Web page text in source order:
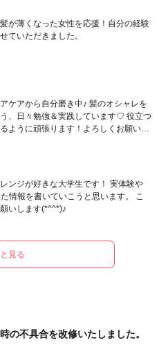
が薄くなった女性を応援！自分の経験
ていただきました。
ケアから自分磨き中♪ 髪のオシャレを
、日々勉強＆実践しています♡ 役立つ
ように頑張ります！よろしくお願いし
ンジが好きな大学生です！ 実体験や
情報を書いていこうと思います。 こ
いします(*^^*)♪
見る
の不具合を改修いたしました。